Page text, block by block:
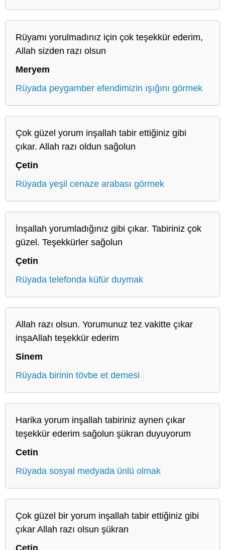
Rüyamı yorulmadınız için çok teşekkür ederim,
Allah sizden razı olsun
Meryem
Rüyada peygamber efendimizin ışığını görmek
Çok güzel yorum inşallah tabir ettiğiniz gibi
çıkar. Allah razı oldun sağolun
Çetin
Rüyada yeşil cenaze arabası görmek
İnşallah yorumladığınız gibi çıkar. Tabiriniz çok
güzel. Teşekkürler sağolun
Çetin
Rüyada telefonda küfür duymak
Allah razı olsun. Yorumunuz tez vakitte çıkar
inşaAllah teşekkür ederim
Sinem
Rüyada birinin tövbe et demesi
Harika yorum inşallah tabiriniz aynen çıkar
teşekkür ederim sağolun şükran duyuyorum
Cetin
Rüyada sosyal medyada ünlü olmak
Çok güzel bir yorum inşallah tabir ettiğiniz gibi
çıkar Allah razı olsun şükran
Cetin